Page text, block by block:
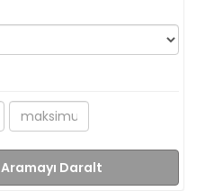
Aramayı Daralt